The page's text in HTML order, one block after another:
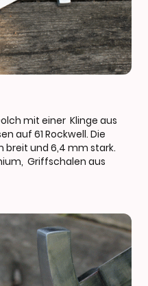
mit einer Klinge aus
auf 61 Rockwell. Die
breit und 6,4 mm stark.
Griffschalen aus